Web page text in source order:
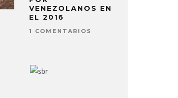
VENEZOLANOS EN
EL 2016
1 COMENTARIOS